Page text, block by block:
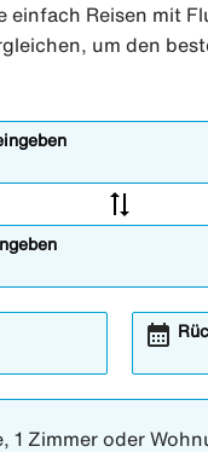
einfach Reisen mit
um den
sync_alt
calendar_month
1 Zimmer oder